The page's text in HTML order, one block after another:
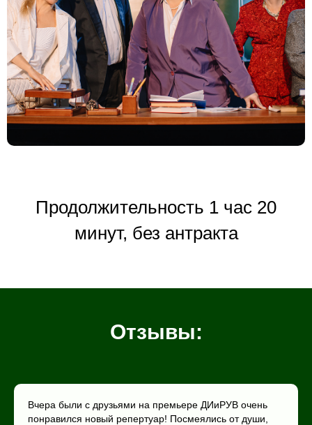
Продолжительность 1 час 20
минут, без антракта
Отзывы:
Вчера были с друзьями на премьере ДИиРУВ очень
понравился новый репертуар! Посмеялись от души,